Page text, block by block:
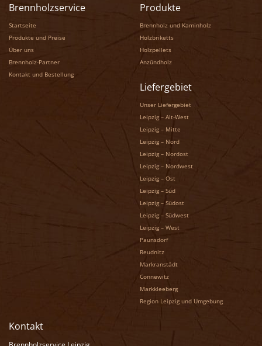
Brennholzservice
Startseite
Produkte und Preise
Über uns
Brennholz-Partner
Kontakt und Bestellung
Produkte
Brennholz und Kaminholz
Holzbriketts
Holzpellets
Anzündholz
Liefergebiet
Unser Liefergebiet
Leipzig – Alt-West
Leipzig – Mitte
Leipzig – Nord
Leipzig – Nordost
Leipzig – Nordwest
Leipzig – Ost
Leipzig – Süd
Leipzig – Südost
Leipzig – Südwest
Leipzig – West
Paunsdorf
Reudnitz
Markranstädt
Connewitz
Markkleeberg
Region Leipzig und Umgebung
Kontakt